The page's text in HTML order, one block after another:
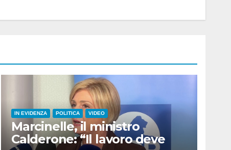
IN EVIDENZA POLITICA VIDEO
Marcinelle, il ministro
Calderone: “Il lavoro deve